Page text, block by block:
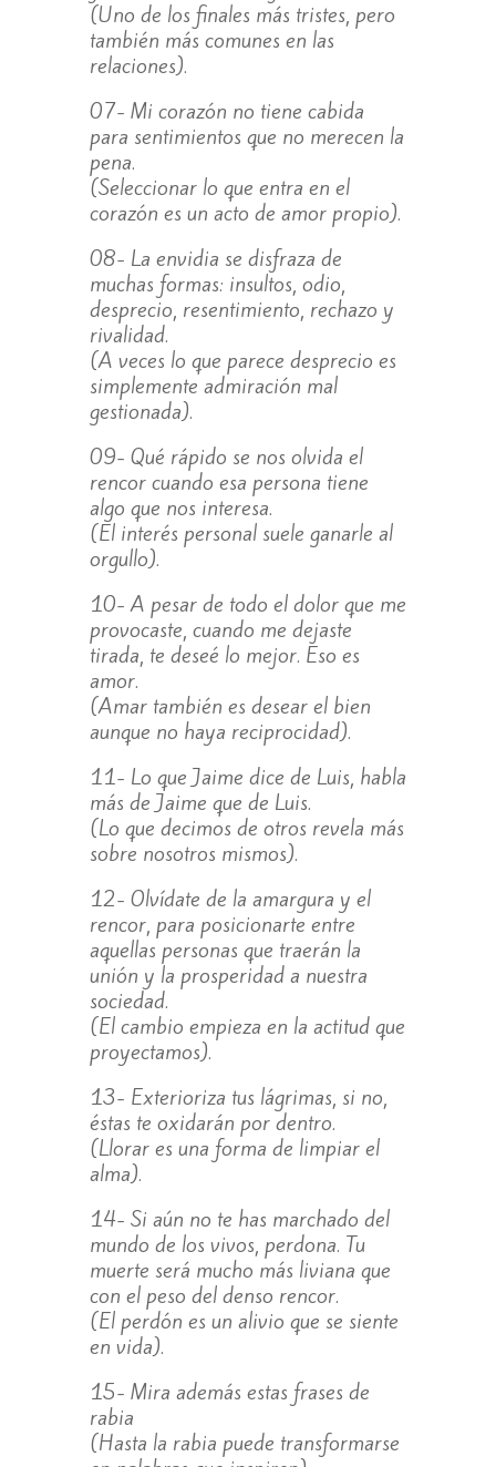
(Uno de los finales más tristes, pero
también más comunes en las
relaciones).
07- Mi corazón no tiene cabida
para sentimientos que no merecen la
pena.
(Seleccionar lo que entra en el
corazón es un acto de amor propio).
08- La envidia se disfraza de
muchas formas: insultos, odio,
desprecio, resentimiento, rechazo y
rivalidad.
(A veces lo que parece desprecio es
simplemente admiración mal
gestionada).
09- Qué rápido se nos olvida el
rencor cuando esa persona tiene
algo que nos interesa.
(El interés personal suele ganarle al
orgullo).
10- A pesar de todo el dolor que me
provocaste, cuando me dejaste
tirada, te deseé lo mejor. Eso es
amor.
(Amar también es desear el bien
aunque no haya reciprocidad).
11- Lo que Jaime dice de Luis, habla
más de Jaime que de Luis.
(Lo que decimos de otros revela más
sobre nosotros mismos).
12- Olvídate de la amargura y el
rencor, para posicionarte entre
aquellas personas que traerán la
unión y la prosperidad a nuestra
sociedad.
(El cambio empieza en la actitud que
proyectamos).
13- Exterioriza tus lágrimas, si no,
éstas te oxidarán por dentro.
(Llorar es una forma de limpiar el
alma).
14- Si aún no te has marchado del
mundo de los vivos, perdona. Tu
muerte será mucho más liviana que
con el peso del denso rencor.
(El perdón es un alivio que se siente
en vida).
15- Mira además estas frases de
rabia
(Hasta la rabia puede transformarse